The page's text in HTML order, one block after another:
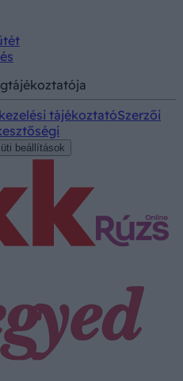
tájékoztatóSzerzői
beállítások